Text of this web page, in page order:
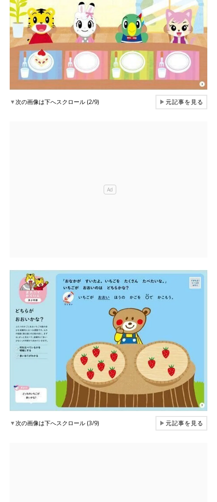
▼次の画像は下へスクロール (2/9) ▶元記事を見る
▼次の画像は下へスクロール (3/9) ▶元記事を見る